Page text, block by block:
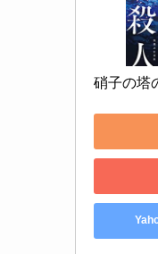
硝子の塔